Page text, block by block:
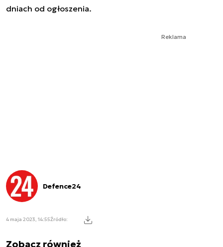
dniach od ogłoszenia.
Reklama
Defence24
4 maja 2023, 14:55Źródło:
Zobacz również